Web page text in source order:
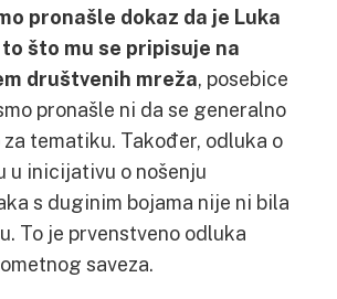
pronašle dokaz da je Luka
što mu se pripisuje na
društvenih mreža, posebice
pronašle ni da se generalno
tematiku. Također, odluka o
u inicijativu o nošenju
s duginim bojama nije ni bila
To je prvenstveno odluka
saveza.